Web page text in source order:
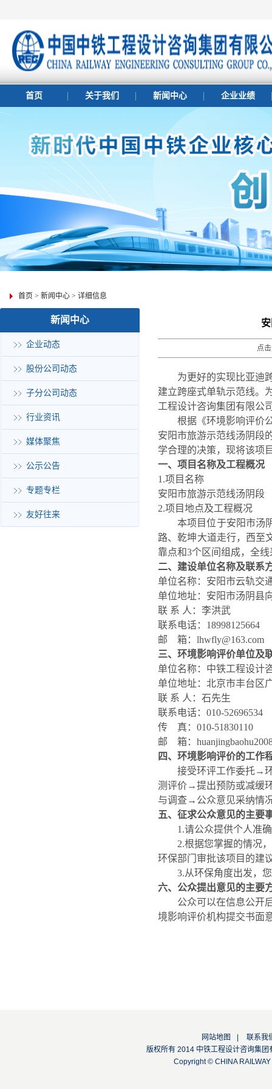
首页 关于我们 新闻中心 企业业绩
首页 > 新闻中心 > 详细信息
新闻中心
企业动态
股份公司动态
子分公司动态
行业资讯
媒体聚焦
公示公告
专题专栏
友好往来
点
为更好的实现比亚迪
建立跨座式单轨示范线。
工程设计咨询集团有限公
根据《环境影响评价
安阳市旅游示范线汤阴段
学合理的决策，现将该项
一、项目名称及工程概况
1.项目名称
安阳市旅游示范线汤阴段
2.项目地点及工程概况
本项目位于安阳市汤
路、乾坤大道走行，西至
靠点和3个区间组成，全
二、建设单位名称及联系
单位名称： 安阳市云轨交
单位地址： 安阳市汤阴县
联 系 人：李洪武
联系电话： 18998125664
邮
箱：lhwfly@163.com
三、环境影响评价单位及
单位名称： 中铁工程设计
单位地址：北京市丰台区
联 系 人：石先生
联系电话：010-52696534
传
真：010-51830110
邮
箱：
四、环境影响评价的工作
接受环评工作委托→
测评价→提出预防或减缓
与调查→ 公众意见采纳情
五、征求公众意见的主要
1.请公众提供个人准
2.根据您掌握的情况
环保部门审批该项目的建
3.从环保角度出发，
六、公众提出意见的主要
公众可以在信息公开
境影响评价机构提交书面
网站地图
联系我
版权所有 2014 中铁工程设计咨询
Copyright © CHINA